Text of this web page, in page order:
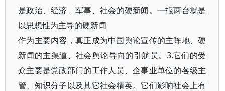
是政治、经济、军事、社会的硬新闻。一报两台就是
以思想性为主导的硬新闻
作为主要内容，真正成为中国舆论宣传的主阵地、硬
新闻的主渠道、社会舆论导向的引航员。3.它们的受
众主要是党政部门的工作人员、企事业单位的各级主
管、知识分子以及其它社会精英。它们影响社会上有